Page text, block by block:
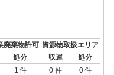
廃棄物許可 資源物取扱エリア
処分 収運
処分
1 件 0 件 0 件